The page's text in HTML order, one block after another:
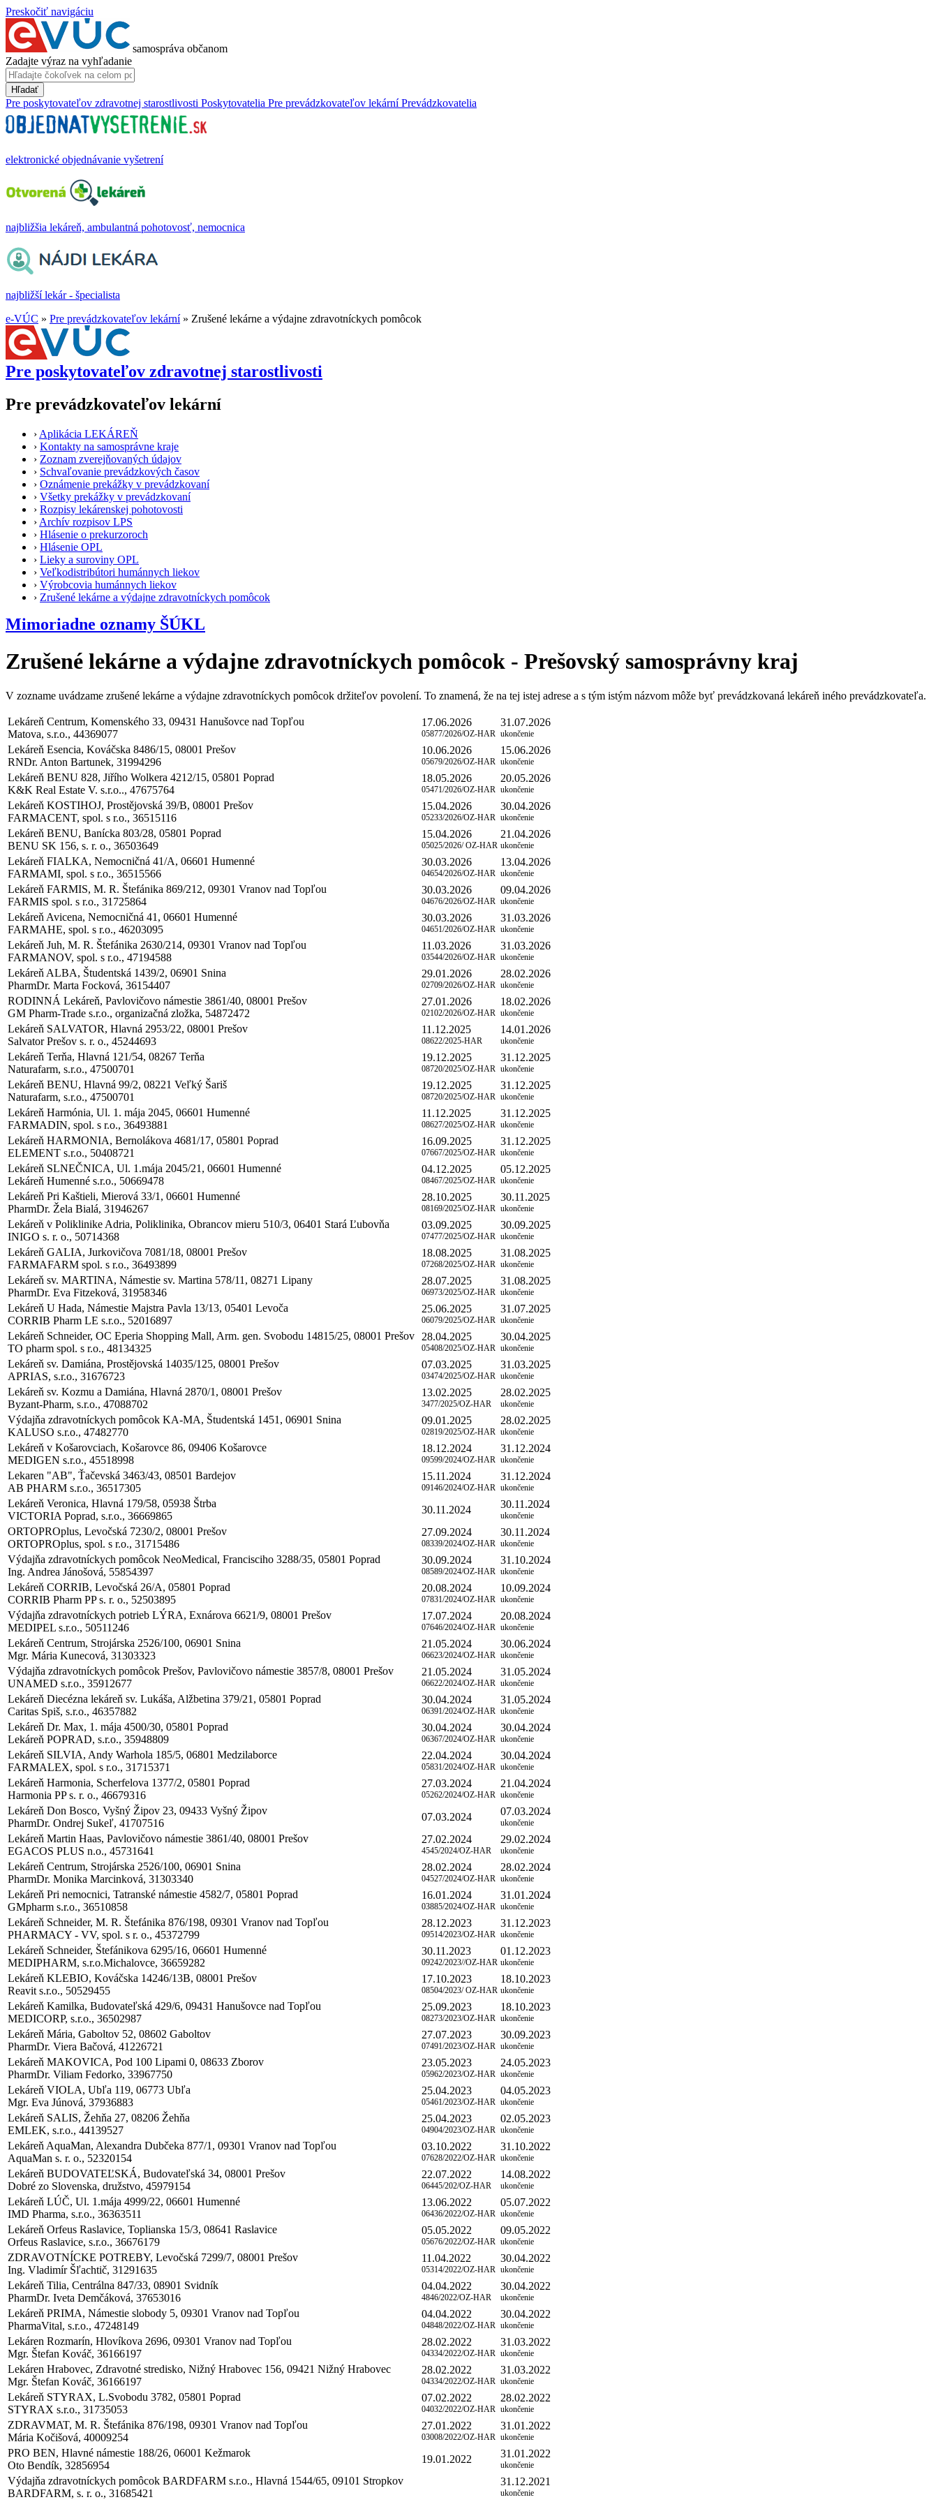
Preskočiť navigáciu
samospráva občanom
Zadajte výraz na vyhľadanie
Hľadať
Pre poskytovateľov zdravotnej starostlivosti Poskytovatelia Pre prevádzkovateľov lekární Prevádzkovatelia
elektronické objednávanie vyšetrení
najbližšia lekáreň, ambulantná pohotovosť, nemocnica
najbližší lekár - špecialista
e-VÚC » Pre prevádzkovateľov lekární» Zrušené lekárne a výdajne zdravotníckych pomôcok
Pre poskytovateľov zdravotnej starostlivosti
Pre prevádzkovateľov lekární
› Aplikácia LEKÁREŇ
› Kontakty na samosprávne kraje
› Zoznam zverejňovaných údajov
› Schvaľovanie prevádzkových časov
› Oznámenie prekážky v prevádzkovaní
› Všetky prekážky v prevádzkovaní
› Rozpisy lekárenskej pohotovosti
› Archív rozpisov LPS
› Hlásenie o prekurzoroch
› Hlásenie OPL
› Lieky a suroviny OPL
› Veľkodistribútori humánnych liekov
› Výrobcovia humánnych liekov
› Zrušené lekárne a výdajne zdravotníckych pomôcok
Mimoriadne oznamy ŠÚKL
Zrušené lekárne a výdajne zdravotníckych pomôcok - Prešovský samosprávny kraj
V zozname uvádzame zrušené lekárne a výdajne zdravotníckych pomôcok držiteľov povolení. To znamená, že na tej istej adrese a s tým istým názvom môže byť prevádzkovaná lekáreň iného prevádzkovateľa.
Lekáreň Centrum, Komenského 33, 09431 Hanušovce nad Topľou
Matova, s.r.o., 44369077
17.06.2026
05877/2026/OZ-HAR
31.07.2026
ukončenie
Lekáreň Esencia, Kováčska 8486/15, 08001 Prešov
RNDr. Anton Bartunek, 31994296
10.06.2026
05679/2026/OZ-HAR
15.06.2026
ukončenie
Lekáreň BENU 828, Jiřího Wolkera 4212/15, 05801 Poprad
K&K Real Estate V. s.r.o.., 47675764
18.05.2026
05471/2026/OZ-HAR
20.05.2026
ukončenie
Lekáreň KOSTIHOJ, Prostějovská 39/B, 08001 Prešov
FARMACENT, spol. s r.o., 36515116
15.04.2026
05233/2026/OZ-HAR
30.04.2026
ukončenie
Lekáreň BENU, Banícka 803/28, 05801 Poprad
BENU SK 156, s. r. o., 36503649
15.04.2026
05025/2026/ OZ-HAR
21.04.2026
ukončenie
Lekáreň FIALKA, Nemocničná 41/A, 06601 Humenné
FARMAMI, spol. s r.o., 36515566
30.03.2026
04654/2026/OZ-HAR
13.04.2026
ukončenie
Lekáreň FARMIS, M. R. Štefánika 869/212, 09301 Vranov nad Topľou
FARMIS spol. s r.o., 31725864
30.03.2026
04676/2026/OZ-HAR
09.04.2026
ukončenie
Lekáreň Avicena, Nemocničná 41, 06601 Humenné
FARMAHE, spol. s r.o., 46203095
30.03.2026
04651/2026/OZ-HAR
31.03.2026
ukončenie
Lekáreň Juh, M. R. Štefánika 2630/214, 09301 Vranov nad Topľou
FARMANOV, spol. s r.o., 47194588
11.03.2026
03544/2026/OZ-HAR
31.03.2026
ukončenie
Lekáreň ALBA, Študentská 1439/2, 06901 Snina
PharmDr. Marta Focková, 36154407
29.01.2026
02709/2026/OZ-HAR
28.02.2026
ukončenie
RODINNÁ Lekáreň, Pavlovičovo námestie 3861/40, 08001 Prešov
GM Pharm-Trade s.r.o., organizačná zložka, 54872472
27.01.2026
02102/2026/OZ-HAR
18.02.2026
ukončenie
Lekáreň SALVATOR, Hlavná 2953/22, 08001 Prešov
Salvator Prešov s. r. o., 45244693
11.12.2025
08622/2025-HAR
14.01.2026
ukončenie
Lekáreň Terňa, Hlavná 121/54, 08267 Terňa
Naturafarm, s.r.o., 47500701
19.12.2025
08720/2025/OZ-HAR
31.12.2025
ukončenie
Lekáreň BENU, Hlavná 99/2, 08221 Veľký Šariš
Naturafarm, s.r.o., 47500701
19.12.2025
08720/2025/OZ-HAR
31.12.2025
ukončenie
Lekáreň Harmónia, Ul. 1. mája 2045, 06601 Humenné
FARMADIN, spol. s r.o., 36493881
11.12.2025
08627/2025/OZ-HAR
31.12.2025
ukončenie
Lekáreň HARMONIA, Bernolákova 4681/17, 05801 Poprad
ELEMENT s.r.o., 50408721
16.09.2025
07667/2025/OZ-HAR
31.12.2025
ukončenie
Lekáreň SLNEČNICA, Ul. 1.mája 2045/21, 06601 Humenné
Lekáreň Humenné s.r.o., 50669478
04.12.2025
08467/2025/OZ-HAR
05.12.2025
ukončenie
Lekáreň Pri Kaštieli, Mierová 33/1, 06601 Humenné
PharmDr. Žela Bialá, 31946267
28.10.2025
08169/2025/OZ-HAR
30.11.2025
ukončenie
Lekáreň v Poliklinike Adria, Poliklinika, Obrancov mieru 510/3, 06401 Stará Ľubovňa
INIGO s. r. o., 50714368
03.09.2025
07477/2025/OZ-HAR
30.09.2025
ukončenie
Lekáreň GALIA, Jurkovičova 7081/18, 08001 Prešov
FARMAFARM spol. s r.o., 36493899
18.08.2025
07268/2025/OZ-HAR
31.08.2025
ukončenie
Lekáreň sv. MARTINA, Námestie sv. Martina 578/11, 08271 Lipany
PharmDr. Eva Fitzeková, 31958346
28.07.2025
06973/2025/OZ-HAR
31.08.2025
ukončenie
Lekáreň U Hada, Námestie Majstra Pavla 13/13, 05401 Levoča
CORRIB Pharm LE s.r.o., 52016897
25.06.2025
06079/2025/OZ-HAR
31.07.2025
ukončenie
Lekáreň Schneider, OC Eperia Shopping Mall, Arm. gen. Svobodu 14815/25, 08001 Prešov
TO pharm spol. s r.o., 48134325
28.04.2025
05408/2025/OZ-HAR
30.04.2025
ukončenie
Lekáreň sv. Damiána, Prostějovská 14035/125, 08001 Prešov
APRIAS, s.r.o., 31676723
07.03.2025
03474/2025/OZ-HAR
31.03.2025
ukončenie
Lekáreň sv. Kozmu a Damiána, Hlavná 2870/1, 08001 Prešov
Byzant-Pharm, s.r.o., 47088702
13.02.2025
3477/2025/OZ-HAR
28.02.2025
ukončenie
Výdajňa zdravotníckych pomôcok KA-MA, Študentská 1451, 06901 Snina
KALUSO s.r.o., 47482770
09.01.2025
02819/2025/OZ-HAR
28.02.2025
ukončenie
Lekáreň v Košarovciach, Košarovce 86, 09406 Košarovce
MEDIGEN s.r.o., 45518998
18.12.2024
09599/2024/OZ-HAR
31.12.2024
ukončenie
Lekaren "AB", Ťačevská 3463/43, 08501 Bardejov
AB PHARM s.r.o., 36517305
15.11.2024
09146/2024/OZ-HAR
31.12.2024
ukončenie
Lekáreň Veronica, Hlavná 179/58, 05938 Štrba
VICTORIA Poprad, s.r.o., 36669865
30.11.2024 30.11.2024
ukončenie
ORTOPROplus, Levočská 7230/2, 08001 Prešov
ORTOPROplus, spol. s r.o., 31715486
27.09.2024
08339/2024/OZ-HAR
30.11.2024
ukončenie
Výdajňa zdravotníckych pomôcok NeoMedical, Francisciho 3288/35, 05801 Poprad
Ing. Andrea Jánošová, 55854397
30.09.2024
08589/2024/OZ-HAR
31.10.2024
ukončenie
Lekáreň CORRIB, Levočská 26/A, 05801 Poprad
CORRIB Pharm PP s. r. o., 52503895
20.08.2024
07831/2024/OZ-HAR
10.09.2024
ukončenie
Výdajňa zdravotníckych potrieb LÝRA, Exnárova 6621/9, 08001 Prešov
MEDIPEL s.r.o., 50511246
17.07.2024
07646/2024/OZ-HAR
20.08.2024
ukončenie
Lekáreň Centrum, Strojárska 2526/100, 06901 Snina
Mgr. Mária Kunecová, 31303323
21.05.2024
06623/2024/OZ-HAR
30.06.2024
ukončenie
Výdajňa zdravotníckych pomôcok Prešov, Pavlovičovo námestie 3857/8, 08001 Prešov
UNAMED s.r.o., 35912677
21.05.2024
06622/2024/OZ-HAR
31.05.2024
ukončenie
Lekáreň Diecézna lekáreň sv. Lukáša, Alžbetina 379/21, 05801 Poprad
Caritas Spiš, s.r.o., 46357882
30.04.2024
06391/2024/OZ-HAR
31.05.2024
ukončenie
Lekáreň Dr. Max, 1. mája 4500/30, 05801 Poprad
Lekáreň POPRAD, s.r.o., 35948809
30.04.2024
06367/2024/OZ-HAR
30.04.2024
ukončenie
Lekáreň SILVIA, Andy Warhola 185/5, 06801 Medzilaborce
FARMALEX, spol. s r.o., 31715371
22.04.2024
05831/2024/OZ-HAR
30.04.2024
ukončenie
Lekáreň Harmonia, Scherfelova 1377/2, 05801 Poprad
Harmonia PP s. r. o., 46679316
27.03.2024
05262/2024/OZ-HAR
21.04.2024
ukončenie
Lekáreň Don Bosco, Vyšný Žipov 23, 09433 Vyšný Žipov
PharmDr. Ondrej Sukeľ, 41707516
07.03.2024 07.03.2024
ukončenie
Lekáreň Martin Haas, Pavlovičovo námestie 3861/40, 08001 Prešov
EGACOS PLUS n.o., 45731641
27.02.2024
4545/2024/OZ-HAR
29.02.2024
ukončenie
Lekáreň Centrum, Strojárska 2526/100, 06901 Snina
PharmDr. Monika Marcinková, 31303340
28.02.2024
04527/2024/OZ-HAR
28.02.2024
ukončenie
Lekáreň Pri nemocnici, Tatranské námestie 4582/7, 05801 Poprad
GMpharm s.r.o., 36510858
16.01.2024
03885/2024/OZ-HAR
31.01.2024
ukončenie
Lekáreň Schneider, M. R. Štefánika 876/198, 09301 Vranov nad Topľou
PHARMACY - VV, spol. s r. o., 45372799
28.12.2023
09514/2023/OZ-HAR
31.12.2023
ukončenie
Lekáreň Schneider, Štefánikova 6295/16, 06601 Humenné
MEDIPHARM, s.r.o.Michalovce, 36659282
30.11.2023
09242/2023//OZ-HAR
01.12.2023
ukončenie
Lekáreň KLEBIO, Kováčska 14246/13B, 08001 Prešov
Reavit s.r.o., 50529455
17.10.2023
08504/2023/ OZ-HAR
18.10.2023
ukončenie
Lekáreň Kamilka, Budovateľská 429/6, 09431 Hanušovce nad Topľou
MEDICORP, s.r.o., 36502987
25.09.2023
08273/2023/OZ-HAR
18.10.2023
ukončenie
Lekáreň Mária, Gaboltov 52, 08602 Gaboltov
PharmDr. Viera Bačová, 41226721
27.07.2023
07491/2023/OZ-HAR
30.09.2023
ukončenie
Lekáreň MAKOVICA, Pod 100 Lipami 0, 08633 Zborov
PharmDr. Viliam Fedorko, 33967750
23.05.2023
05962/2023/OZ-HAR
24.05.2023
ukončenie
Lekáreň VIOLA, Ubľa 119, 06773 Ubľa
Mgr. Eva Júnová, 37936883
25.04.2023
05461/2023/OZ-HAR
04.05.2023
ukončenie
Lekáreň SALIS, Žehňa 27, 08206 Žehňa
EMLEK, s.r.o., 44139527
25.04.2023
04904/2023/OZ-HAR
02.05.2023
ukončenie
Lekáreň AquaMan, Alexandra Dubčeka 877/1, 09301 Vranov nad Topľou
AquaMan s. r. o., 52320154
03.10.2022
07628/2022/OZ-HAR
31.10.2022
ukončenie
Lekáreň BUDOVATEĽSKÁ, Budovateľská 34, 08001 Prešov
Dobré zo Slovenska, družstvo, 45979154
22.07.2022
06445/202/OZ-HAR
14.08.2022
ukončenie
Lekáreň LÚČ, Ul. 1.mája 4999/22, 06601 Humenné
IMD Pharma, s.r.o., 36363511
13.06.2022
06436/2022/OZ-HAR
05.07.2022
ukončenie
Lekáreň Orfeus Raslavice, Toplianska 15/3, 08641 Raslavice
Orfeus Raslavice, s.r.o., 36676179
05.05.2022
05676/2022/OZ-HAR
09.05.2022
ukončenie
ZDRAVOTNÍCKE POTREBY, Levočská 7299/7, 08001 Prešov
Ing. Vladimír Šľachtič, 31291635
11.04.2022
05314/2022/OZ-HAR
30.04.2022
ukončenie
Lekáreň Tilia, Centrálna 847/33, 08901 Svidník
PharmDr. Iveta Demčáková, 37653016
04.04.2022
4846/2022/OZ-HAR
30.04.2022
ukončenie
Lekáreň PRIMA, Námestie slobody 5, 09301 Vranov nad Topľou
PharmaVital, s.r.o., 47248149
04.04.2022
04848/2022/OZ-HAR
30.04.2022
ukončenie
Lekáren Rozmarín, Hlovíkova 2696, 09301 Vranov nad Topľou
Mgr. Štefan Kováč, 36166197
28.02.2022
04334/2022/OZ-HAR
31.03.2022
ukončenie
Lekáren Hrabovec, Zdravotné stredisko, Nižný Hrabovec 156, 09421 Nižný Hrabovec
Mgr. Štefan Kováč, 36166197
28.02.2022
04334/2022/OZ-HAR
31.03.2022
ukončenie
Lekáreň STYRAX, L.Svobodu 3782, 05801 Poprad
STYRAX s.r.o., 31735053
07.02.2022
04032/2022/OZ-HAR
28.02.2022
ukončenie
ZDRAVMAT, M. R. Štefánika 876/198, 09301 Vranov nad Topľou
Mária Kočišová, 40009254
27.01.2022
03008/2022/OZ-HAR
31.01.2022
ukončenie
PRO BEN, Hlavné námestie 188/26, 06001 Kežmarok
Oto Bendík, 32856954
19.01.2022 31.01.2022
ukončenie
Výdajňa zdravotníckych pomôcok BARDFARM s.r.o., Hlavná 1544/65, 09101 Stropkov
BARDFARM, s. r. o., 31685421
31.12.2021
ukončenie